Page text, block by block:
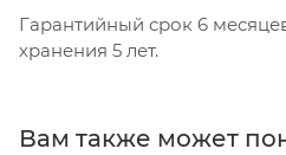
Гарантийный срок 6
хранения 5 лет.
Вам также может